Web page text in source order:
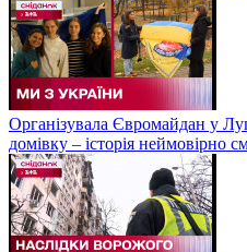
Організувала Євромайдан у
домівку – історія неймовірно